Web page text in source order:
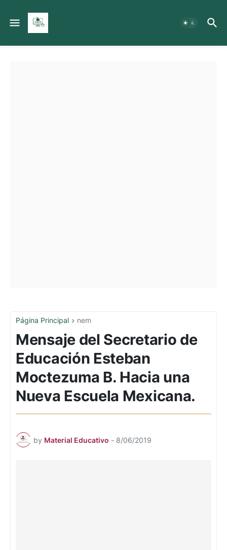
Página Principal nem
Mensaje del Secretario de
Educación Esteban
Moctezuma B. Hacia una
Nueva Escuela Mexicana.
by Material Educativo - 8/06/2019